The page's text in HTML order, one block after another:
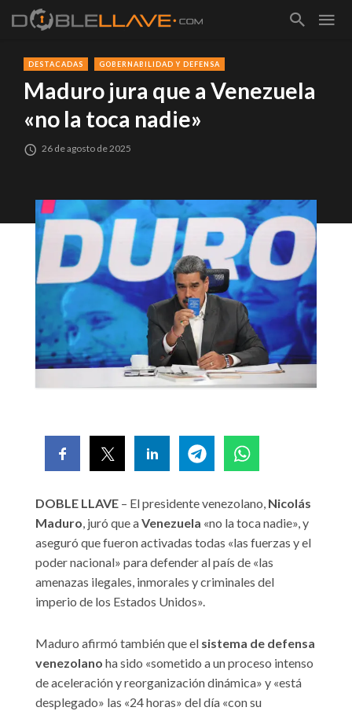
DESTACADAS GOBERNABILIDAD Y DEFENSA
Maduro jura que a Venezuela
«no la toca nadie»
26 de agosto de 2025
DOBLE LLAVE – El presidente venezolano, Nicolás
Maduro, juró que aVenezuela «no la toca nadie», y
aseguró que fueron activadas todas «las fuerzas y el
poder nacional» para defender al país de «las
amenazas ilegales, inmorales y criminales del
imperio de los Estados Unidos».
Maduro afirmó también que el sistema de defensa
venezolano ha sido «sometido a un proceso intenso
de aceleración y reorganización dinámica» y «está
desplegado» las «24 horas» del día «con su